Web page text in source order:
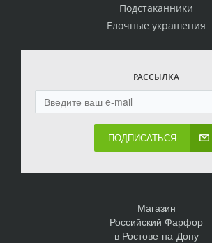
Подстаканники
Елочные украшения
РАССЫЛКА
ПОДПИСАТЬСЯ
Магазин
Российский Фарфор
в Ростове-на-Дону